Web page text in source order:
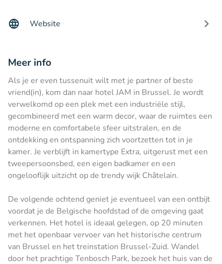
Website
Meer info
Als je er even tussenuit wilt met je partner of beste
vriend(in), kom dan naar hotel JAM in Brussel. Je wordt
verwelkomd op een plek met een industriële stijl,
gecombineerd met een warm decor, waar de ruimtes een
moderne en comfortabele sfeer uitstralen, en de
ontdekking en ontspanning zich voortzetten tot in je
kamer. Je verblijft in kamertype Extra, uitgerust met een
tweepersoonsbed, een eigen badkamer en een
ongelooflijk uitzicht op de trendy wijk Châtelain.
De volgende ochtend geniet je eventueel van een ontbijt
voordat je de Belgische hoofdstad of de omgeving gaat
verkennen. Het hotel is ideaal gelegen, op 20 minuten
met het openbaar vervoer van het historische centrum
van Brussel en het treinstation Brussel-Zuid. Wandel
door het prachtige Tenbosch Park, bezoek het huis van de